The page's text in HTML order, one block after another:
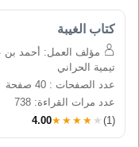
كتاب الغيبة
مؤلف العمل: أحمد بن
تيمية الحراني
عدد الصفحات : 40 صفحة
عدد مرات القراءة: 738
4.00★★★★★ (1)